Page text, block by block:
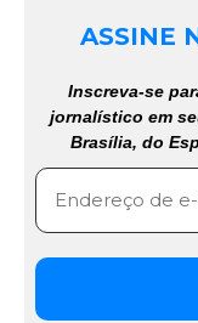
ASSINE
Inscreva-se
jornalístico em
Brasília, do